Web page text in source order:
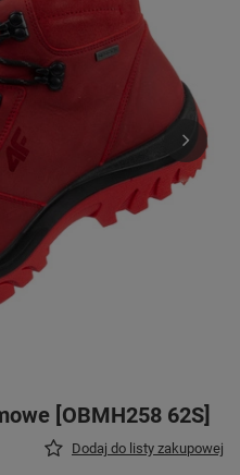
[OBMH258 62S]
Dodaj do listy zakupowej